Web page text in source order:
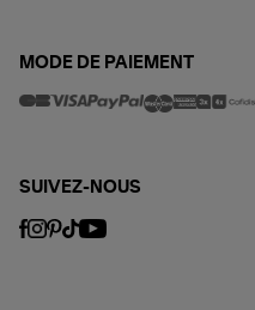
MODE DE PAIEMENT
SUIVEZ-NOUS